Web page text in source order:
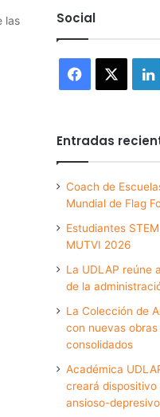
las
Social
Facebook
Entradas
Coach de
Mundial de Flag
Estudiantes
MUTVI 2026
La UDLAP reúne
de la
La Colección de
con nuevas
consolidados
Académica
creará
ansioso-